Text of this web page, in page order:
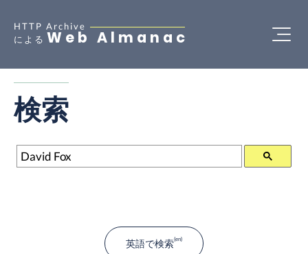
HTTP Archive
による Web Almanac
検索
検索
英語で検索